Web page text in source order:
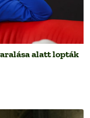
alatt lopták